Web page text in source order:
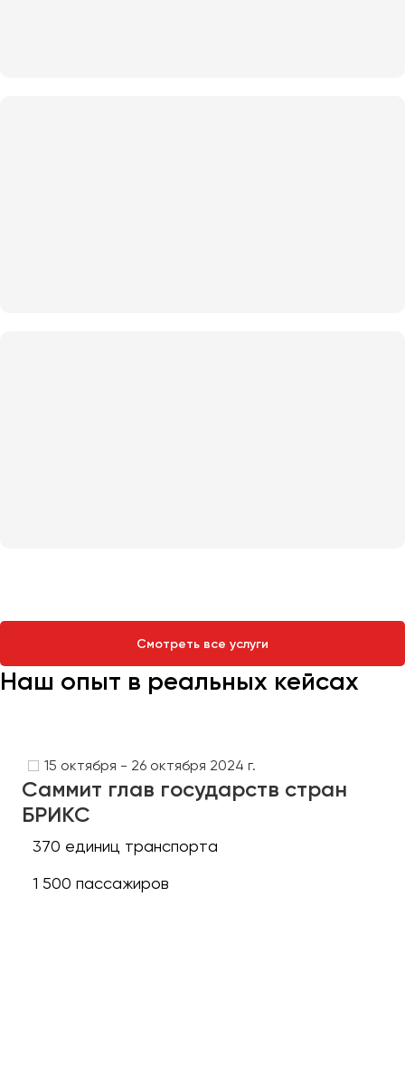
Смотреть все услуги
Наш опыт в реальных кейсах
15 октября - 26 октября 2024 г.
Саммит глав государств стран
БРИКС
370 единиц транспорта
1 500 пассажиров